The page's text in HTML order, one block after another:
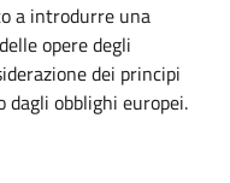
a introdurre una
opere degli
dei principi
dagli obblighi europei.